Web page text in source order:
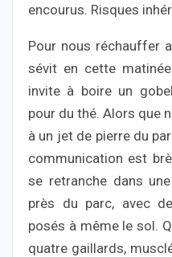
encourus. Risques
Pour nous réchauffer
sévit en cette
invite à boire un
pour du thé. Alors que
à un jet de pierre du
communication est
se retranche dans
près du parc, avec
posés à même le sol.
quatre gaillards,